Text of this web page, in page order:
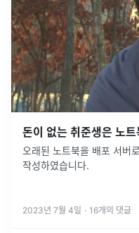
돈이 없는 취준생은 노
오래된 노트북을 배포 서버
작성하였습니다.
2023년 7월 4일 · 16개의 댓글